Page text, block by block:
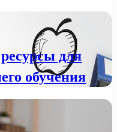
для
обучения